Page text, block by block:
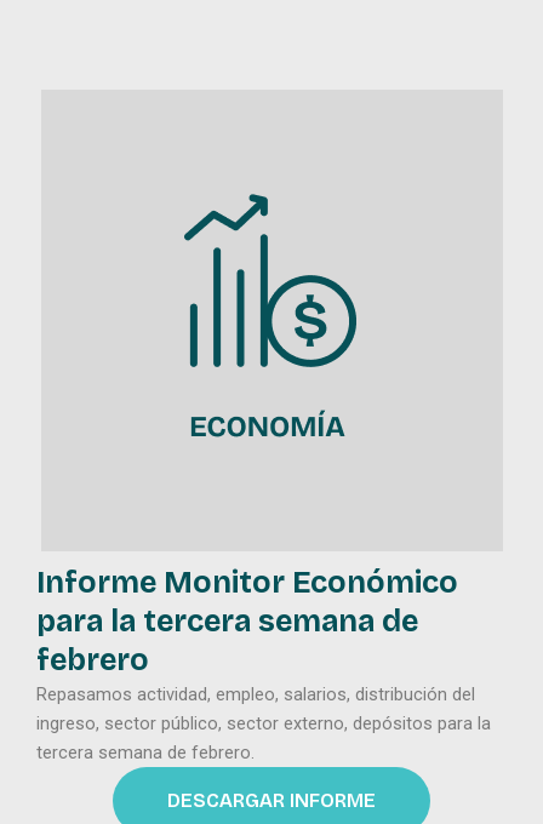
Informe Monitor Económico
para la tercera semana de
febrero
Repasamos actividad, empleo, salarios, distribución del
ingreso, sector público, sector externo, depósitos para la
tercera semana de febrero.
DESCARGAR INFORME